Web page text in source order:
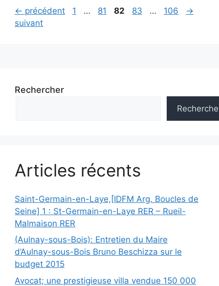
Navigation
des
← précédent Page
1 … Page
81 Page
82 Page
83 … Page
106
→
suivant
Rechercher
Articles récents
Saint-Germain-en-Laye,[IDFM Arg. Boucles de
Seine] 1 : St-Germain-en-Laye RER – Rueil-
Malmaison RER
(Aulnay-sous-Bois): Entretien du Maire
d’Aulnay-sous-Bois Bruno Beschizza sur le
budget 2015
Avocat; une prestigieuse villa vendue 150 000